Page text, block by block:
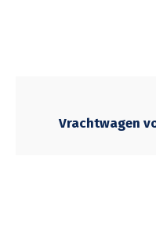
Vrachtwagen